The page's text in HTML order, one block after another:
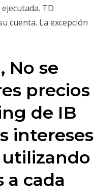
TD
cuenta. La excepción
No se
precios
de IB
intereses
a cada